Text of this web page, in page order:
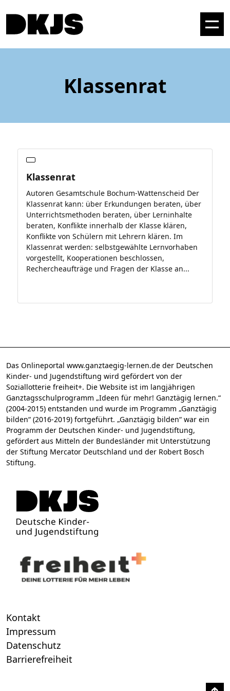
Klassenrat
Klassenrat
Autoren Gesamtschule Bochum-Wattenscheid Der
Klassenrat kann: über Erkundungen beraten, über
Unterrichtsmethoden beraten, über Lerninhalte
beraten, Konflikte innerhalb der Klasse klären,
Konflikte von Schülern mit Lehrern klären. Im
Klassenrat werden: selbstgewählte Lernvorhaben
vorgestellt, Kooperationen beschlossen,
Rechercheaufträge und Fragen der Klasse an...
Das Onlineportal www.ganztaegig-lernen.de der Deutschen
Kinder- und Jugendstiftung wird gefördert von der
Soziallotterie freiheit+. Die Website ist im langjährigen
Ganztagsschulprogramm „Ideen für mehr! Ganztägig lernen.“
(2004-2015) entstanden und wurde im Programm „Ganztägig
bilden“ (2016-2019) fortgeführt. „Ganztägig bilden“ war ein
Programm der Deutschen Kinder- und Jugendstiftung,
gefördert aus Mitteln der Bundesländer mit Unterstützung
der Stiftung Mercator Deutschland und der Robert Bosch
Stiftung.
Kontakt
Impressum
Datenschutz
Barrierefreiheit